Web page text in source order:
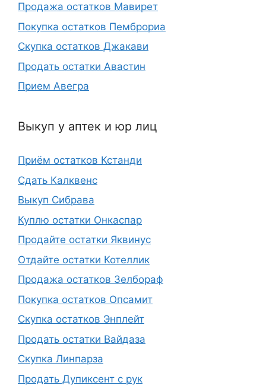
Продажа остатков Мавирет
Покупка остатков Пемброриа
Скупка остатков Джакави
Продать остатки Авастин
Прием Авегра
Выкуп у аптек и юр лиц
Приём остатков Кстанди
Сдать Калквенс
Выкуп Сибрава
Куплю остатки Онкаспар
Продайте остатки Яквинус
Отдайте остатки Котеллик
Продажа остатков Зелбораф
Покупка остатков Опсамит
Скупка остатков Энплейт
Продать остатки Вайдаза
Скупка Линпарза
Продать Дупиксент с рук